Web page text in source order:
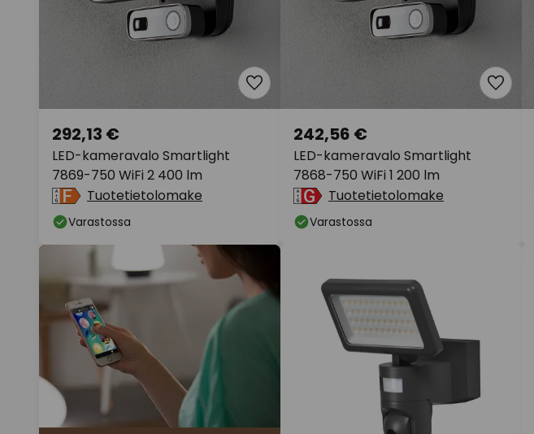
LED-kameravalo Smartlight
7869-750 WiFi 2 400 lm
292,13 €
Tuotetietolomake
Varastossa
LED-kameravalo Smartlight
7868-750 WiFi 1 200 lm
242,56 €
Tuotetietolomake
Varastossa